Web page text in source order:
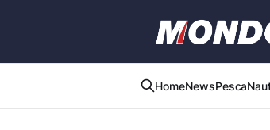
HomeNewsPesca